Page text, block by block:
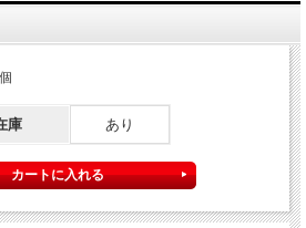
立つライト・軍手・乾電池もセットにしまし
備えとして、身近に常備・携帯しやすい防災
個
庫 あり